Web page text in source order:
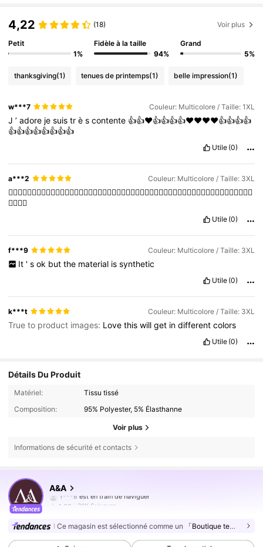
4,22 (18) Voir plus
Petit
1%
Fidèle à la taille
94%
Grand
5%
thanksgiving(1) tenues de printemps(1) belle impression(1)
w***7 Couleur: Multicolore / Taille: 1XL
J’adore jesuistrèscontente 👍👍❤️👍👍👍👍❤️❤️❤️❤️👍👍👍👍
👍👍👍👍👍👍👍👍
Utile (0)
a***2 Couleur: Multicolore / Taille: 3XL
👍🏻👍🏻👍🏻👍🏻👍🏻👍🏻👍🏻👍🏻👍🏻👍🏻👍🏻👍🏻👍🏻👍🏻👍🏻👍🏻👍🏻👍🏻👍🏻👍🏻👍🏻👍🏻👍🏻👍🏻👍🏻👍🏻
👍🏻👍🏻
Utile (0)
f***9 Couleur: Multicolore / Taille: 3XL
It ' s ok but the material is synthetic
Utile (0)
k***t Couleur: Multicolore / Taille: 3XL
True to product images: Lovethiswillget indifferentcolors
Utile (0)
Détails Du Produit
Matériel:
Tissu tissé
Composition:
95% Polyester, 5% Élasthanne
Voir plus
Informations de sécurité et contacts
A&A
4,63 21K Suiveurs
4,63 21K Suiveurs
Ce magasin est sélectionné comme un 「Boutique tendance」